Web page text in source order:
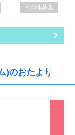
その他募集
)のおたより